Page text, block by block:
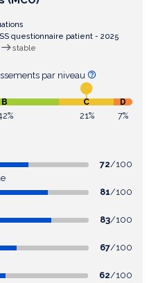
questionnaire patient - 2025
stable
par niveau
B C D
21% 7%
72/100
81/100
83/100
67/100
62/100